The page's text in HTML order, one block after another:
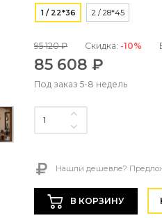
1 / 22*36 2 / 28*45
95 120 ₽ Скидка: -10%
85 608 ₽
Под заказ 5-8 недель
Нашли дешевле?
В КОРЗИНУ